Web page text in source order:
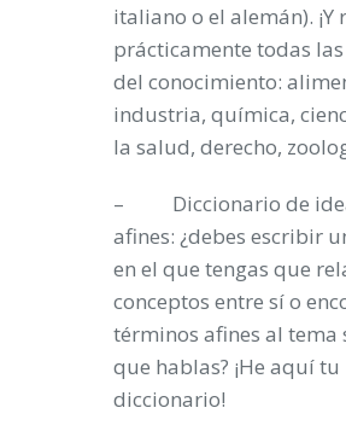
italiano o el alemán). ¡Y
prácticamente todas
del conocimiento:
industria, química,
la salud, derecho,
– Diccionario de
afines: ¿debes escribir
en el que tengas que
conceptos entre sí o
términos afines al tema
que hablas? ¡He aquí tu
diccionario!